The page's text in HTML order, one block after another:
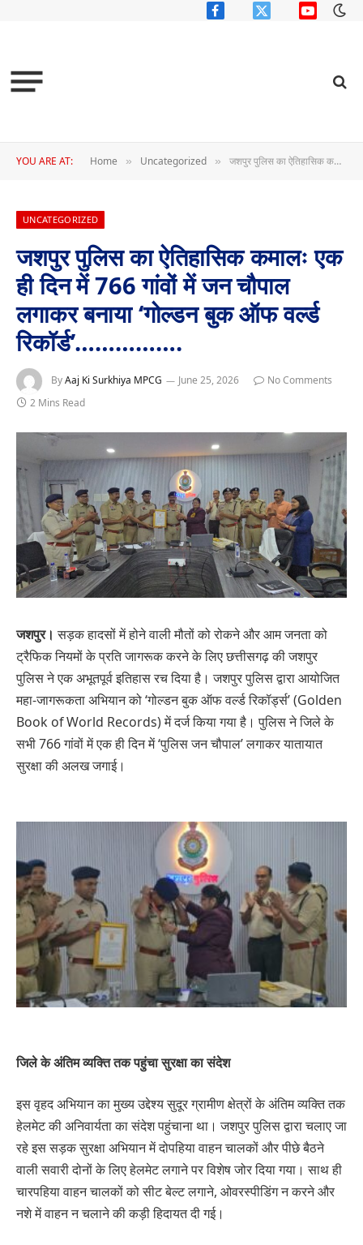
FacebookX
YouTube
YOU ARE AT: Home » Uncategorized » जशपुर पुलिस का ऐतिहासिक कमालः एक ही दिन में 766 गांवों में जन चौपाल लगाकर बनाया ‘गोल्डन बुक ऑफ वर्ल्ड रिकॉर्ड’…………….
UNCATEGORIZED
जशपुर पुलिस का ऐतिहासिक कमालः एक
ही दिन में 766 गांवों में जन चौपाल
लगाकर बनाया ‘गोल्डन बुक ऑफ वर्ल्ड
रिकॉर्ड’…………….
ByAaj Ki Surkhiya MPCG June 25, 2026
No Comments
2 Mins Read
जशपुर। सड़क हादसों में होने वाली मौतों को रोकने और आम जनता को
ट्रैफिक नियमों के प्रति जागरूक करने के लिए छत्तीसगढ़ की जशपुर
पुलिस ने एक अभूतपूर्व इतिहास रच दिया है। जशपुर पुलिस द्वारा आयोजित
महा-जागरूकता अभियान को ‘गोल्डन बुक ऑफ वर्ल्ड रिकॉर्ड्स’ (Golden
Book of World Records) में दर्ज किया गया है। पुलिस ने जिले के
सभी 766 गांवों में एक ही दिन में ‘पुलिस जन चौपाल’ लगाकर यातायात
सुरक्षा की अलख जगाई।
जिले के अंतिम व्यक्ति तक पहुंचा सुरक्षा का संदेश
इस वृहद अभियान का मुख्य उद्देश्य सुदूर ग्रामीण क्षेत्रों के अंतिम व्यक्ति तक
हेलमेट की अनिवार्यता का संदेश पहुंचाना था। जशपुर पुलिस द्वारा चलाए जा
रहे इस सड़क सुरक्षा अभियान में दोपहिया वाहन चालकों और पीछे बैठने
वाली सवारी दोनों के लिए हेलमेट लगाने पर विशेष जोर दिया गया। साथ ही
चारपहिया वाहन चालकों को सीट बेल्ट लगाने, ओवरस्पीडिंग न करने और
नशे में वाहन न चलाने की कड़ी हिदायत दी गई।